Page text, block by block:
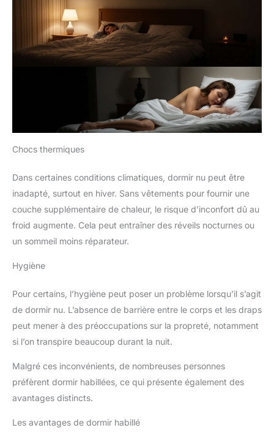
Chocs thermiques
Dans certaines conditions climatiques, dormir nu peut être
inadapté, surtout en hiver. Sans vêtements pour fournir une
couche supplémentaire de chaleur, le risque d’inconfort dû au
froid augmente. Cela peut entraîner des réveils nocturnes ou
un sommeil moins réparateur.
Hygiène
Pour certains, l’hygiène peut poser un problème lorsqu’il s’agit
de dormir nu. L’absence de barrière entre le corps et les draps
peut mener à des préoccupations sur la propreté, notamment
si l’on transpire beaucoup durant la nuit.
Malgré ces inconvénients, de nombreuses personnes
préfèrent dormir habillées, ce qui présente également des
avantages distincts.
Les avantages de dormir habillé